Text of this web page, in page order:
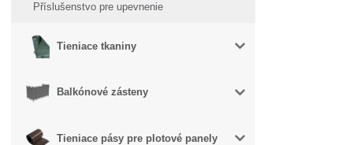
Příslušenstvo pre upevnenie
Tieniace tkaniny
Balkónové zásteny
Tieniace pásy pre plotové panely